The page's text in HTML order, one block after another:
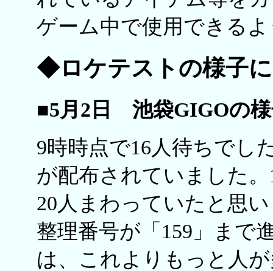
ゲーム中で使用できる
◆ロケテストの様子
■5月2日 池袋GIGOの
9時時点で16人待ちでし
が配布されていました
20人まわっていたと思
整理番号が「159」まで
は、これよりもっと人